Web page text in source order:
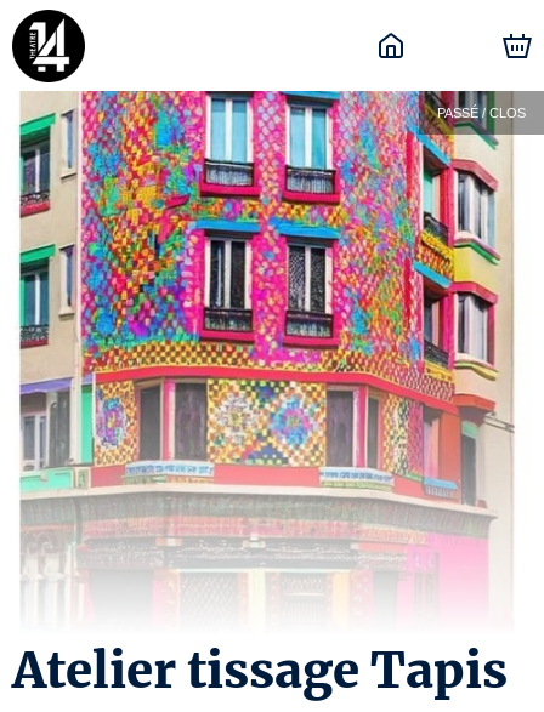
PASSÉ / CLOS
Atelier tissage Tapis